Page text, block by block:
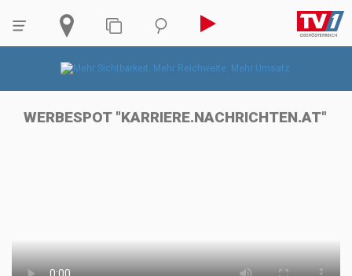
WERBESPOT "KARRIERE.NACHRICHTEN.AT"